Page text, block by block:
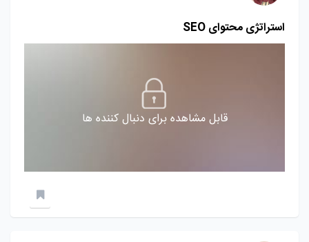
استراتژی محتوای SEO
قابل مشاهده برای دنبال کننده ها